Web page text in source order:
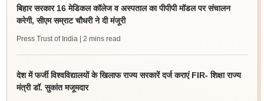
बिहार सरकार 16 मेडिकल कॉलेज व अस्पताल का पीपीपी मॉडल पर संचालन
करेगी, सीएम सम्राट चौधरी ने दी मंजूरी
Press Trust of India | 2 mins read
देश में फर्जी विश्वविद्यालयों के खिलाफ राज्य सरकारें दर्ज कराएं FIR- शिक्षा राज्य
मंत्री डॉ. सुकांत मजूमदार